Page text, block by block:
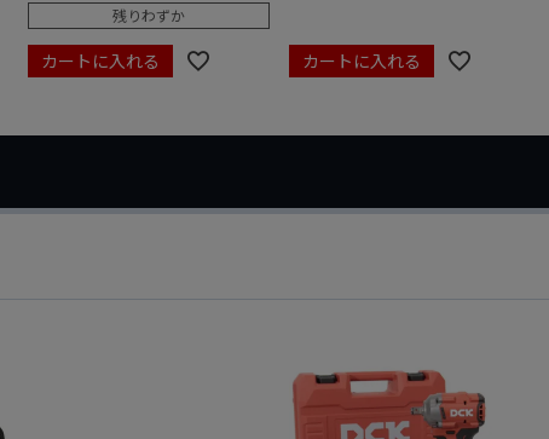
残りわずか
カートに入れる カートに入れる